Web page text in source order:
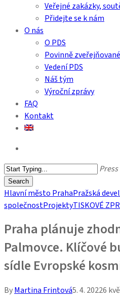
Veřejné zakázky,
Přidejte se k nám
O nás
O PDS
Povinně
Vedení PDS
Náš tým
Výroční zprávy
FAQ
Kontakt
Search
Close
Search
Hlavní město PrahaPražská
společnostProjektyTISKOVÉ
Praha plánuje
Palmovce. Klíčové
sídle Evropské
ByMartina Frintová5. 4. 20226